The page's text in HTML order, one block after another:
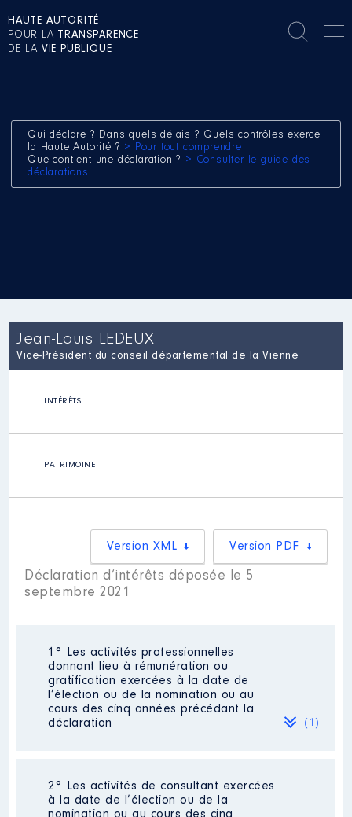
HAUTE AUTORITÉ
POUR LA TRANSPARENCE
DE LA VIE PUBLIQUE
Qui déclare ? Dans quels délais ? Quels contrôles exerce
la Haute Autorité ? > Pour tout comprendre
Que contient une déclaration ? > Consulter le guide des
déclarations
Jean-Louis LEDEUX
Vice-Président du conseil départemental de la Vienne
INTÉRÊTS
PATRIMOINE
Version PDF
Version XML
Déclaration d’intérêts déposée le 5
septembre 2021
1° Les activités professionnelles
donnant lieu à rémunération ou
gratification exercées à la date de
l’élection ou de la nomination ou au
cours des cinq années précédant la
déclaration
(1)
Description
: Gerant de
sociètés
2° Les activités de consultant exercées
à la date de l’élection ou de la